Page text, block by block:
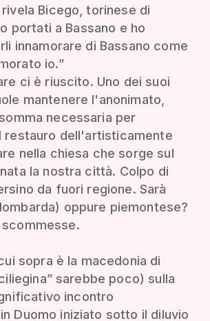
Bicego, torinese di
portati a Bassano e ho
innamorare di Bassano come
io.”
ci è riuscito. Uno dei suoi
mantenere l'anonimato,
necessaria per
restauro dell'artisticamente
nella chiesa che sorge sul
la nostra città. Colpo di
da fuori regione. Sarà
oppure piemontese?
sopra è la macedonia di
sarebbe poco) sulla
incontro
Duomo iniziato sotto il diluvio